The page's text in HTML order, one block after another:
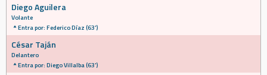
Diego Aguilera
Volante
Entra por: Federico Díaz (63')
César Taján
Delantero
Entra por: Diego Villalba (63')